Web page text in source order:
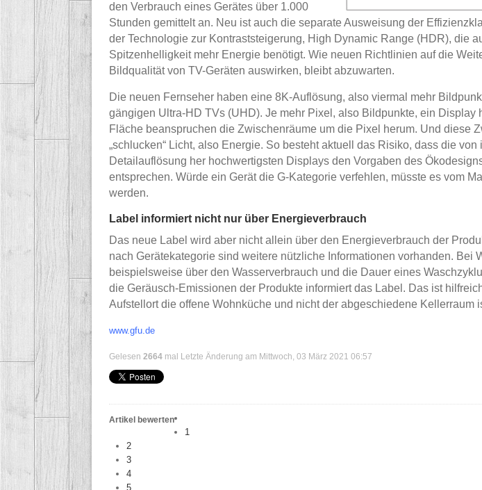
den Verbrauch eines Gerätes über 1.000
Stunden gemittelt an. Neu ist auch die separate Ausweisung der
der Technologie zur Kontraststeigerung, High Dynamic Range (HDR), die
Spitzenhelligkeit mehr Energie benötigt. Wie neuen Richtlinien auf die
Bildqualität von TV-Geräten auswirken, bleibt abzuwarten.
Die neuen Fernseher haben eine 8K-Auflösung, also viermal mehr
gängigen Ultra-HD TVs (UHD). Je mehr Pixel, also Bildpunkte, ein Display
Fläche beanspruchen die Zwischenräume um die Pixel herum. Und diese
„schlucken“ Licht, also Energie. So besteht aktuell das Risiko, dass die von
Detailauflösung her hochwertigsten Displays den Vorgaben des
entsprechen. Würde ein Gerät die G-Kategorie verfehlen, müsste es vom
werden.
Label informiert nicht nur über Energieverbrauch
Das neue Label wird aber nicht allein über den Energieverbrauch der
nach Gerätekategorie sind weitere nützliche Informationen vorhanden. Bei
beispielsweise über den Wasserverbrauch und die Dauer eines
die Geräusch-Emissionen der Produkte informiert das Label. Das ist
Aufstellort die offene Wohnküche und nicht der abgeschiedene Kellerraum
www.gfu.de
Gelesen 2664 mal Letzte Änderung am Mittwoch, 03 März 2021 06:57
Artikel bewerten
1
2
3
4
5